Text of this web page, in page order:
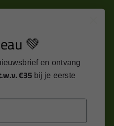
rechtstreeks in je
💚
en ontvang
€35 bij je eerste